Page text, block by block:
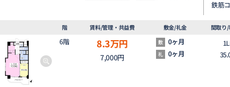
鉄筋
階 賃料/管理・共益費 敷金/礼金 間取り
6階 8.3万円
7,000円
敷 0ヶ月
礼 0ヶ月